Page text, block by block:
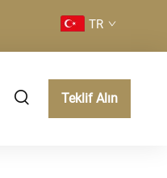
TR
Teklif Alın